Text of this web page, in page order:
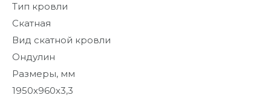
Тип кровли
Скатная
Вид скатной кровли
Ондулин
Размеры, мм
1950х960х3,3